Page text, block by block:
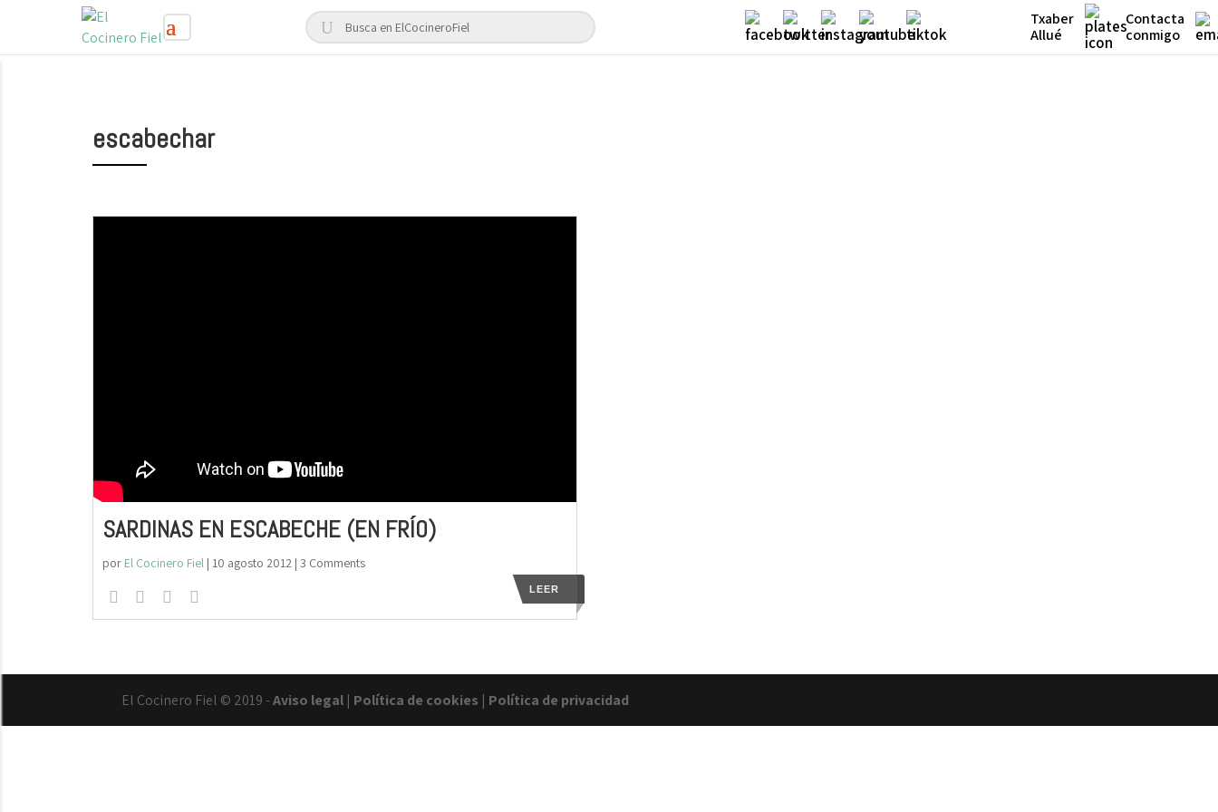
Txaber
Allué
Contacta
conmigo
escabechar
SARDINAS EN ESCABECHE (EN FRÍO)
por El Cocinero Fiel| 10 agosto 2012| 3 Comments
LEER
El Cocinero Fiel © 2019 -Aviso legal | Política de cookies | Política de privacidad